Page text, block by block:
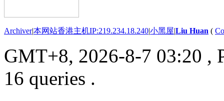
Archiver|本网站香港主机IP:219.234.18.240|小黑屋|Liu Huan (
GMT+8, 2026-8-7 03:20 ,
16 queries .